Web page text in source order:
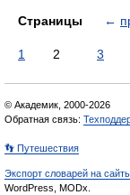
Страницы ←
1 2 3
© Академик, 2000-2026
Обратная связь:
👣 Путешествия
Экспорт словарей на
WordPress, MODx.